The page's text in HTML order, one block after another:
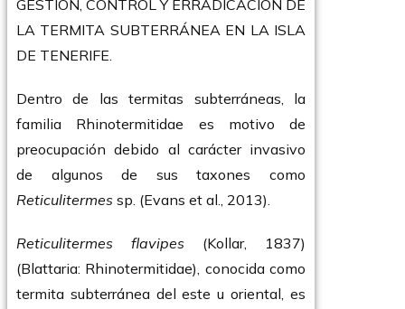
GESTIÓN, CONTROL Y ERRADICACIÓN DE
LA TERMITA SUBTERRÁNEA EN LA ISLA
DE TENERIFE.
Dentro de las termitas subterráneas, la
familia Rhinotermitidae es motivo de
preocupación debido al carácter invasivo
de algunos de sus taxones como
Reticulitermes sp. (Evans et al., 2013).
Reticulitermes flavipes (Kollar, 1837)
(Blattaria: Rhinotermitidae), conocida como
termita subterránea del este u oriental, es